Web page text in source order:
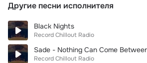
Другие песни исполнителя
Black Nights
Record Chillout Radio
Record Chillout Radio